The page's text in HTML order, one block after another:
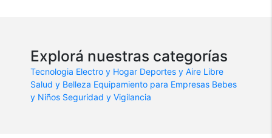
Explorá nuestras categorías
Tecnologia Electro y Hogar Deportes y Aire Libre
Salud y Belleza Equipamiento para Empresas Bebes
y Niños Seguridad y Vigilancia